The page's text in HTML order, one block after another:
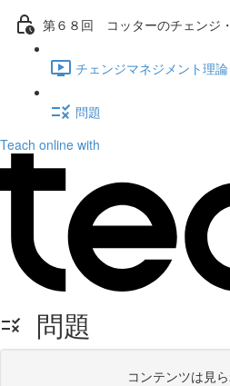
第６８回 コッターのチェンジ
チェンジマネジメント理
問題
Teach online with
問題
コンテンツは見